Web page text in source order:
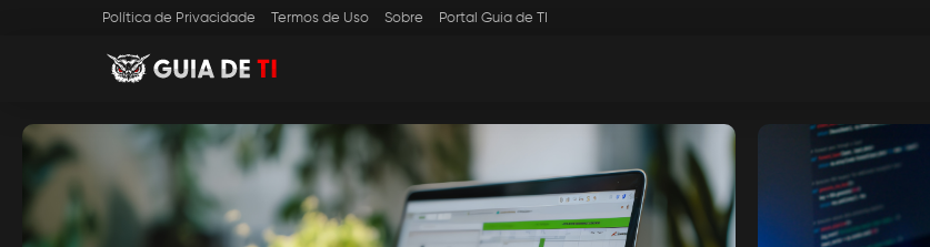
Política de Privacidade Termos de Uso Sobre Portal Guia de TI